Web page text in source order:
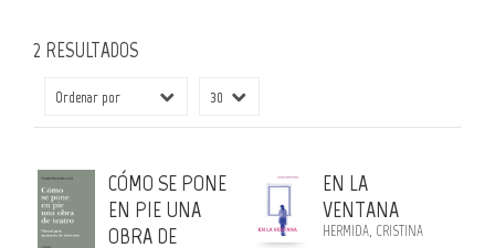
2 RESULTADOS
CÓMO SE PONE
EN PIE UNA
OBRA DE
EN LA
VENTANA
HERMIDA, CRISTINA